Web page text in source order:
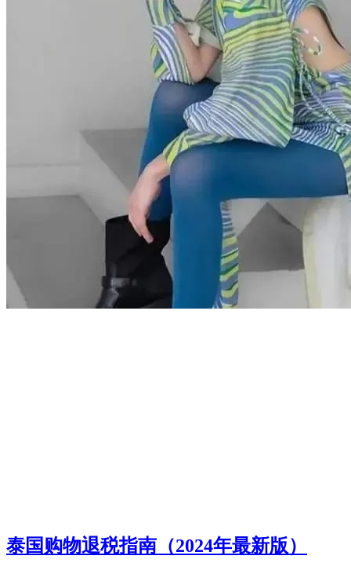
泰国购物退税指南（2024年最新版）